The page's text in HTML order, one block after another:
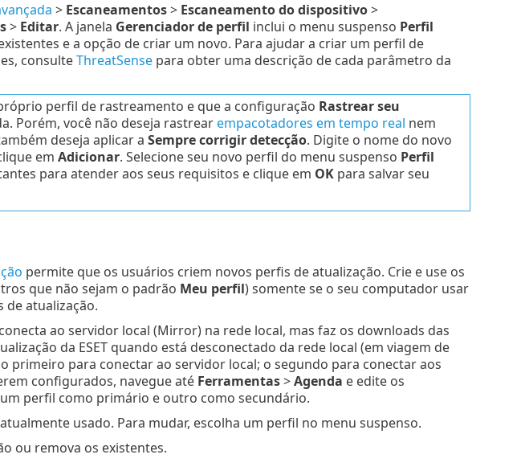
> Escaneamentos> Escaneamento do dispositivo>
> Editar. A janela Gerenciador de perfil inclui o menu suspenso Perfil
e a opção de criar um novo. Para ajudar a criar um perfil de
consulteThreatSensepara obter uma descrição de cada parâmetro da
perfil de rastreamento e que a configuração Rastrear seu
Porém, você não deseja rastrearempacotadores em tempo real nem
deseja aplicar a Sempre corrigir detecção. Digite o nome do novo
em Adicionar. Selecione seu novo perfil do menu suspenso Perfil
para atender aos seus requisitos e clique em OKpara salvar seu
permite que os usuários criem novos perfis de atualização. Crie e use os
que não sejam o padrão Meu perfil) somente se o seu computador usar
de atualização.
ao servidor local (Mirror) na rede local, mas faz os downloads das
da ESET quando está desconectado da rede local (em viagem de
primeiro para conectar ao servidor local; o segundo para conectar aos
configurados, navegue até Ferramentas>Agenda e edite os
perfil como primário e outro como secundário.
usado. Para mudar, escolha um perfil no menu suspenso.
ou remova os existentes.